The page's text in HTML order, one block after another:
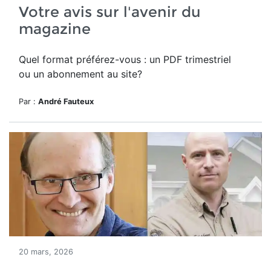
Votre avis sur l'avenir du
magazine
Quel format préférez-vous : un PDF trimestriel
ou un abonnement au site?
Par : André Fauteux
20 mars, 2026